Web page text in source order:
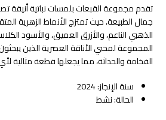
تقدم مجموعة القبعات بلمسات نباتية أنيقة
جمال الطبيعة، حيث تمتزج الأنماط الزهرية
الذهبي الناعم، والأزرق العميق، والأسود
المجموعة لمحبي الأناقة العصرية الذين
الفخامة والحداثة، مما يجعلها قطعة مثالية
سنة الإنجاز: 2024
الحالة: نشط